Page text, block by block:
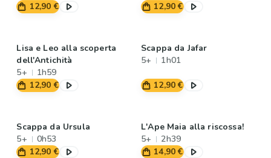
12,90 €
12,90 €
Lisa e Leo alla scoperta
dell'Antichità
5+
1h59
12,90 €
Scappa da Jafar
5+
1h01
12,90 €
Scappa da Ursula
5+
0h53
12,90 €
L'Ape Maia alla riscossa!
5+
2h39
14,90 €